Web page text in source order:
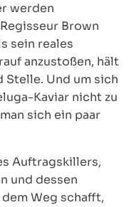
werden
Brown
sein reales
anzustoßen, hält
Stelle. Und um sich
Kaviar nicht zu
sich ein paar
Auftragskillers,
und dessen
Weg schafft,